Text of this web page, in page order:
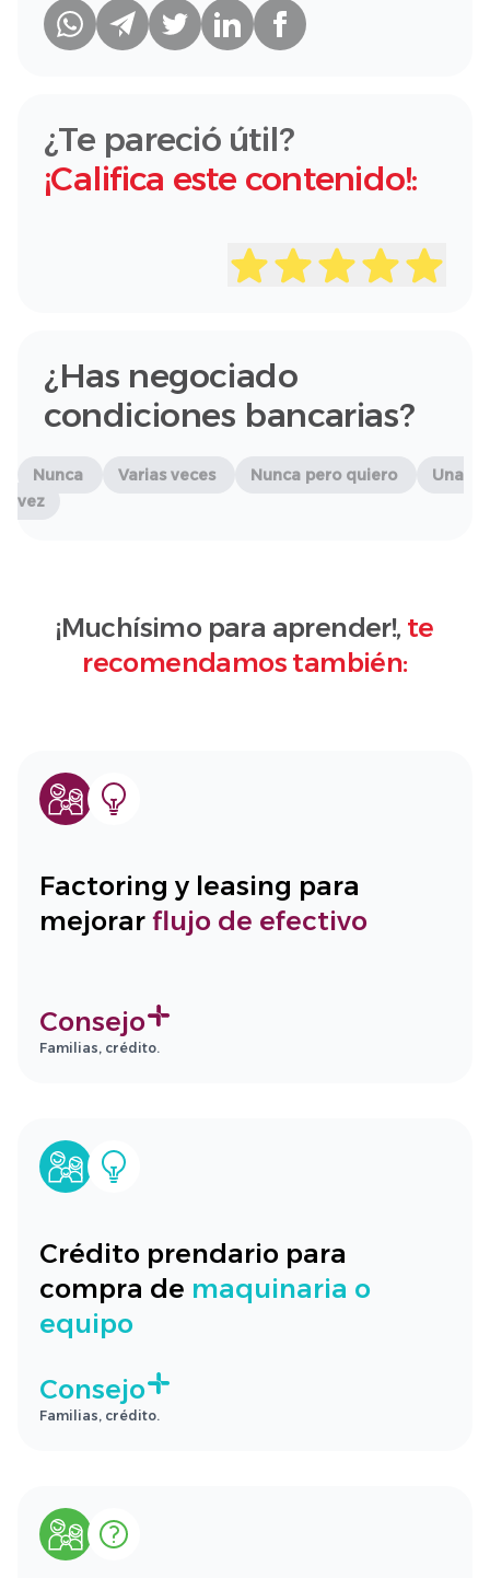
¿Te pareció útil?
¡Califica este contenido!:
¿Has negociado
condiciones bancarias?
Nunca Varias veces Nunca pero quiero
Una
vez
¡Muchísimo para aprender!, te
recomendamos también:
Factoring y leasing para
mejorar flujo de efectivo
Consejo
Familias, crédito.
Crédito prendario para
compra de maquinaria o
equipo
Consejo
Familias, crédito.